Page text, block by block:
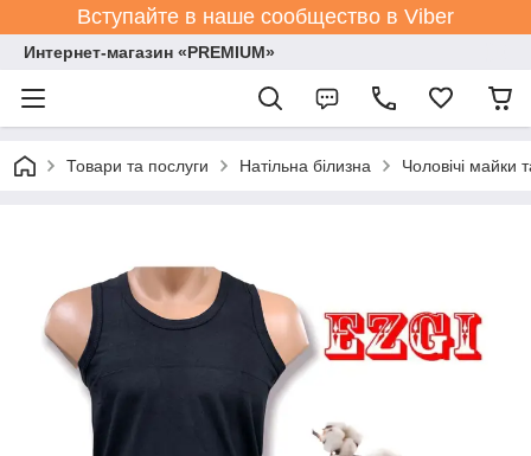
Вступайте в наше сообщество в Viber
Интернет-магазин «PREMIUM»
Товари та послуги Натільна білизна Чоловічі майки